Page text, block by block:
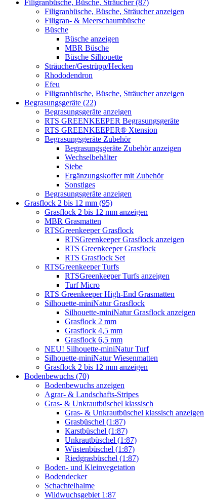
Filigranbüsche, Büsche, Sträucher (87)
Filigranbüsche, Büsche, Sträucher anzeigen
Filigran- & Meerschaumbüsche
Büsche
Büsche anzeigen
MBR Büsche
Büsche Silhouette
Sträucher/Gestrüpp/Hecken
Rhododendron
Efeu
Filigranbüsche, Büsche, Sträucher anzeigen
Begrasungsgeräte (22)
Begrasungsgeräte anzeigen
RTS GREENKEEPER Begrasungsgeräte
RTS GREENKEEPER® Xtension
Begrasungsgeräte Zubehör
Begrasungsgeräte Zubehör anzeigen
Wechselbehälter
Siebe
Ergänzungskoffer mit Zubehör
Sonstiges
Begrasungsgeräte anzeigen
Grasflock 2 bis 12 mm (95)
Grasflock 2 bis 12 mm anzeigen
MBR Grasmatten
RTSGreenkeeper Grasflock
RTSGreenkeeper Grasflock anzeigen
RTS Greenkeeper Grasflock
RTS Grasflock Set
RTSGreenkeeper Turfs
RTSGreenkeeper Turfs anzeigen
Turf Micro
RTS Greenkeeper High-End Grasmatten
Silhouette-miniNatur Grasflock
Silhouette-miniNatur Grasflock anzeigen
Grasflock 2 mm
Grasflock 4,5 mm
Grasflock 6,5 mm
NEU! Silhouette-miniNatur Turf
Silhouette-miniNatur Wiesenmatten
Grasflock 2 bis 12 mm anzeigen
Bodenbewuchs (70)
Bodenbewuchs anzeigen
Agrar- & Landschafts-Stripes
Gras- & Unkrautbüschel klassisch
Gras- & Unkrautbüschel klassisch anzeigen
Grasbüschel (1:87)
Karstbüschel (1:87)
Unkrautbüschel (1:87)
Wüstenbüschel (1:87)
Riedgrasbüschel (1:87)
Boden- und Kleinvegetation
Bodendecker
Schachtelhalme
Wildwuchsgebiet 1:87